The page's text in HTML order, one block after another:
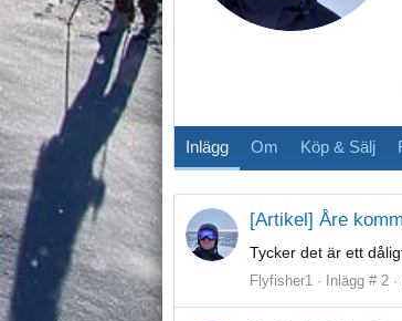
Inlägg Om Köp & Sälj
[Artikel] Åre
Tycker det är ett
Flyfisher1 Inlägg # 2